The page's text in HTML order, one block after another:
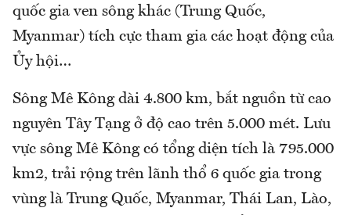
quốc gia ven sông khác (Trung Quốc,
Myanmar) tích cực tham gia các hoạt động của
Ủy hội…
Sông Mê Kông dài 4.800 km, bắt nguồn từ cao
nguyên Tây Tạng ở độ cao trên 5.000 mét. Lưu
vực sông Mê Kông có tổng diện tích là 795.000
km2, trải rộng trên lãnh thổ 6 quốc gia trong
vùng là Trung Quốc, Myanmar, Thái Lan, Lào,